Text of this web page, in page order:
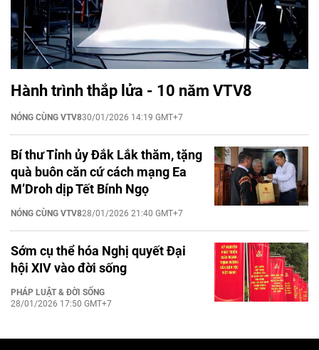
Hành trình thắp lửa - 10 năm VTV8
NÓNG CÙNG VTV830/01/2026 14:19 GMT+7
Bí thư Tỉnh ủy Đắk Lắk thăm, tặng
quà buôn căn cứ cách mạng Ea
M’Droh dịp Tết Bính Ngọ
NÓNG CÙNG VTV828/01/2026 21:40 GMT+7
Sớm cụ thể hóa Nghị quyết Đại
hội XIV vào đời sống
PHÁP LUẬT & ĐỜI SỐNG
28/01/2026 17:50 GMT+7